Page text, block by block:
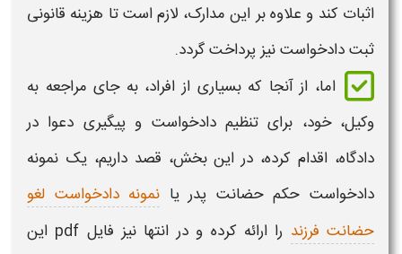
اثبات کند و علاوه بر این مدارک، لازم است تا هزینه قانونی
ثبت دادخواست نیز پرداخت گردد.
اما، از آنجا که بسیاری از افراد، به جای مراجعه به
وکیل، خود، برای تنظیمدادخواست و پیگیری دعوا در
دادگاه، اقدام کرده، در این بخش، قصد داریم، یک نمونه
دادخواست حکم حضانت پدریا نمونه دادخواست لغو
حضانت فرزند را ارائه کرده و در انتها نیز
فایل pdf این